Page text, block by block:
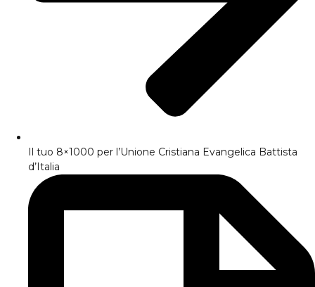
Il tuo 8×1000 per l’Unione Cristiana Evangelica Battista
d’Italia